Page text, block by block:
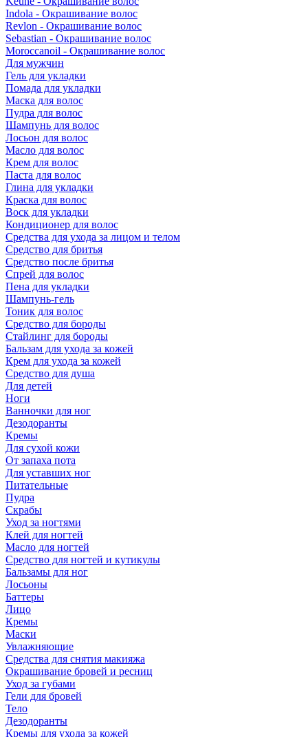
Indola - Окрашивание волос
Revlon - Окрашивание волос
Sebastian - Окрашивание волос
Moroccanoil - Окрашивание волос
Для мужчин
Гель для укладки
Помада для укладки
Маска для волос
Пудра для волос
Шампунь для волос
Лосьон для волос
Масло для волос
Крем для волос
Паста для волос
Глина для укладки
Краска для волос
Воск для укладки
Кондиционер для волос
Средства для ухода за лицом и телом
Средство для бритья
Средство после бритья
Спрей для волос
Пена для укладки
Шампунь-гель
Тоник для волос
Средство для бороды
Стайлинг для бороды
Бальзам для ухода за кожей
Крем для ухода за кожей
Средство для душа
Для детей
Ноги
Ванночки для ног
Дезодоранты
Кремы
Для сухой кожи
От запаха пота
Для уставших ног
Питательные
Пудра
Скрабы
Уход за ногтями
Клей для ногтей
Масло для ногтей
Средство для ногтей и кутикулы
Бальзамы для ног
Лосьоны
Баттеры
Лицо
Кремы
Маски
Увлажняющие
Средства для снятия макияжа
Окрашивание бровей и ресниц
Уход за губами
Гели для бровей
Тело
Дезодоранты
Кремы для ухода за кожей